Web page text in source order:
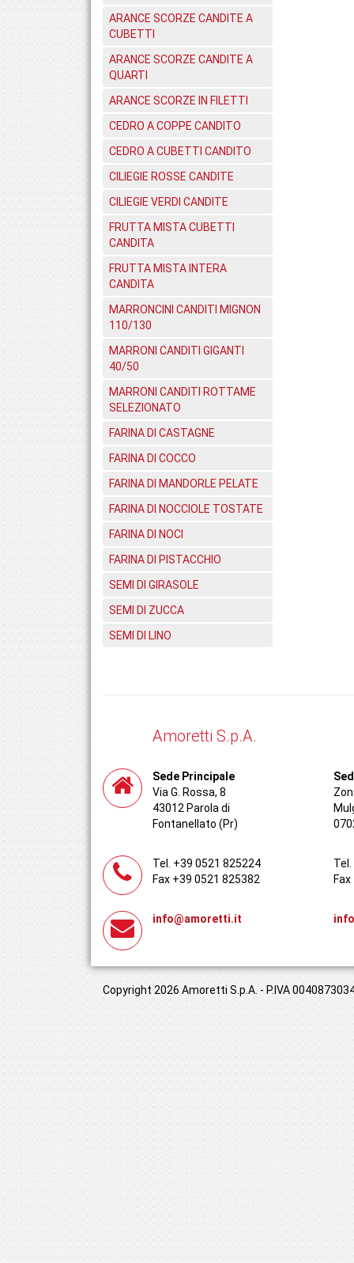
ARANCE SCORZE CANDITE A
CUBETTI
ARANCE SCORZE CANDITE A
QUARTI
ARANCE SCORZE IN FILETTI
CEDRO A COPPE CANDITO
CEDRO A CUBETTI CANDITO
CILIEGIE ROSSE CANDITE
CILIEGIE VERDI CANDITE
FRUTTA MISTA CUBETTI
CANDITA
FRUTTA MISTA INTERA
CANDITA
MARRONCINI CANDITI MIGNON
110/130
MARRONI CANDITI GIGANTI
40/50
MARRONI CANDITI ROTTAME
SELEZIONATO
FARINA DI CASTAGNE
FARINA DI COCCO
FARINA DI MANDORLE PELATE
FARINA DI NOCCIOLE TOSTATE
FARINA DI NOCI
FARINA DI PISTACCHIO
SEMI DI GIRASOLE
SEMI DI ZUCCA
SEMI DI LINO
Amoretti S.p.A.
Sede Principale
Via G. Rossa, 8
43012 Parola di
Fontanellato (Pr)
Tel. +39 0521 825224
Fax +39 0521 825382
info@amoretti.it
Copyright 2026 Amoretti S.p.A. - P.IVA